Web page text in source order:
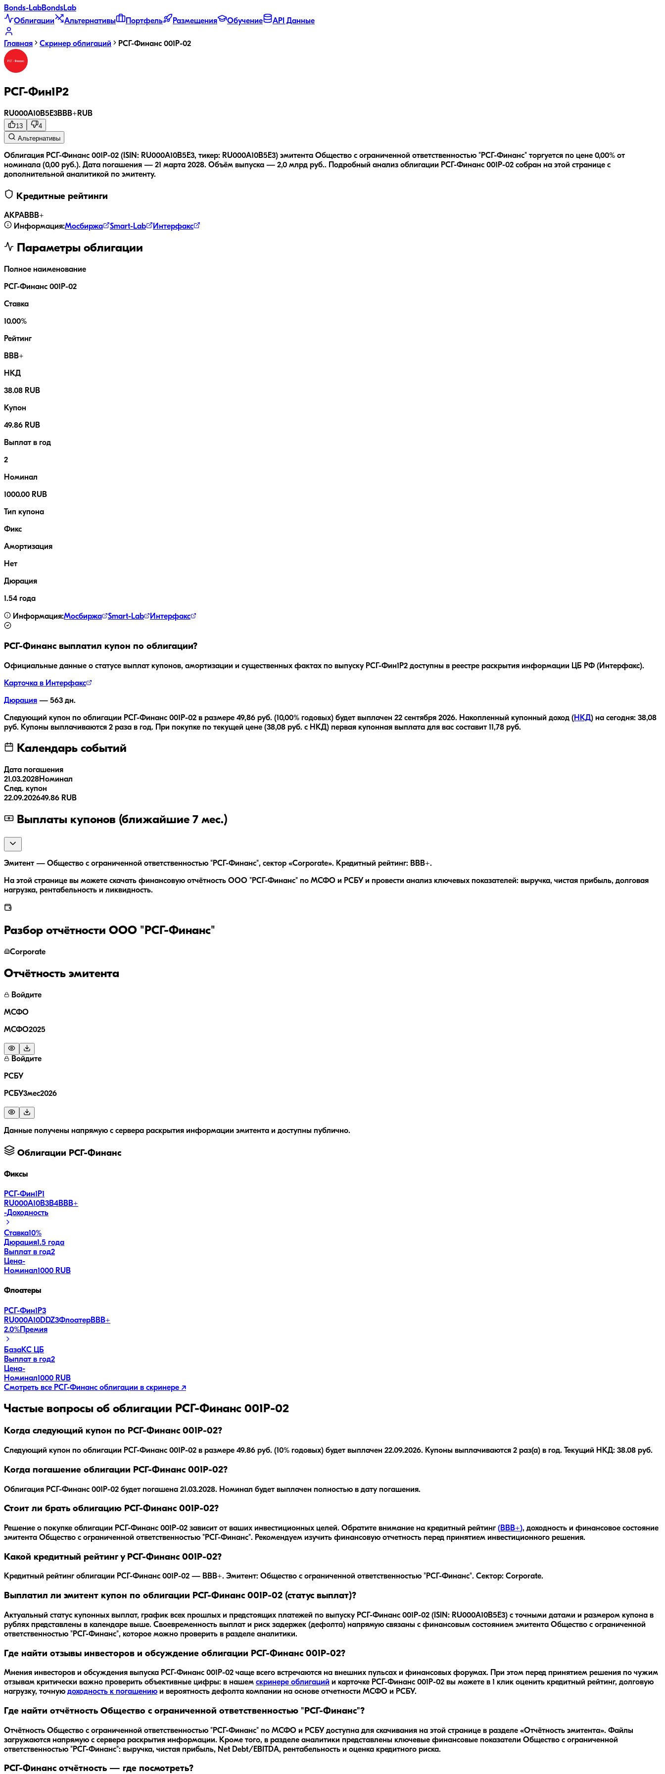
Bonds-LabBondsLab
Облигации
Альтернативы Портфель Размещения Обучение API Данные
Главная Скринер облигаций РСГ-Финанс 001Р-02
РСГ-Фин1Р2
RU000A10B5E3BBB+ RUB
13
4
Альтернативы
Облигация РСГ-Финанс 001Р-02 (ISIN: RU000A10B5E3, тикер: RU000A10B5E3) эмитента Общество с ограниченной ответственностью "РСГ-Финанс" торгуется по цене 0,00% от
номинала (0,00 руб.). Дата погашения — 21 марта 2028. Объём выпуска — 2,0 млрд руб.. Подробный анализ облигации РСГ-Финанс 001Р-02 собран на этой странице с
дополнительной аналитикой по эмитенту.
Кредитные рейтинги
АКРАBBB+
Информация:Мосбиржа Smart-Lab Интерфакс
Параметры облигации
Полное наименование
РСГ-Финанс 001Р-02
Ставка
10.00%
Рейтинг
BBB+
НКД
38.08 RUB
Купон
49.86 RUB
Выплат в год
2
Номинал
1000.00 RUB
Тип купона
Фикс
Амортизация
Нет
Дюрация
1.54 года
Информация:Мосбиржа Smart-Lab Интерфакс
РСГ-Финанс выплатил купон по облигации?
Официальные данные о статусе выплат купонов, амортизации и существенных фактах по выпуску РСГ-Фин1Р2 доступны в реестре раскрытия информации ЦБ РФ (Интерфакс).
Карточка в Интерфакс
Дюрация — 563 дн.
Следующий купон по облигации РСГ-Финанс 001Р-02 в размере 49,86 руб. (10,00% годовых) будет выплачен 22 сентября 2026. Накопленный купонный доход (НКД) на сегодня: 38,08
руб. Купоны выплачиваются 2 раза в год. При покупке по текущей цене (38,08 руб. с НКД) первая купонная выплата для вас составит 11,78 руб.
Календарь событий
Дата погашения
21.03.2028Номинал
След. купон
22.09.202649.86 RUB
Выплаты купонов (ближайшие 7 мес.)
Эмитент — Общество с ограниченной ответственностью "РСГ-Финанс", сектор «Corporate». Кредитный рейтинг: BBB+.
На этой странице вы можете скачать финансовую отчётность ООО "РСГ-Финанс" по МСФО и РСБУ и провести анализ ключевых показателей: выручка, чистая прибыль, долговая
нагрузка, рентабельность и ликвидность.
Разбор отчётности ООО "РСГ-Финанс"
Corporate
Отчётность эмитента
Войдите
МСФО
МСФО2025
Войдите
РСБУ
РСБУ3мес2026
Данные получены напрямую с сервера раскрытия информации эмитента и доступны публично.
Облигации РСГ-Финанс
Фиксы
РСГ-Фин1Р1
RU000A10B3B4BBB+
-Доходность
Ставка10%
Дюрация1.5 года
Выплат в год2
Цена-
Номинал1000 RUB
Флоатеры
РСГ-Фин1Р3
RU000A10DDZ3ФлоатерBBB+
2.0%Премия
БазаКС ЦБ
Выплат в год2
Цена-
Номинал1000 RUB
Смотреть все РСГ-Финанс облигации в скринере ↗
Частые вопросы об облигации РСГ-Финанс 001Р-02
Когда следующий купон по РСГ-Финанс 001Р-02?
Следующий купон по облигации РСГ-Финанс 001Р-02 в размере 49.86 руб. (10% годовых) будет выплачен 22.09.2026. Купоны выплачиваются 2 раз(а) в год. Текущий НКД: 38.08 руб.
Когда погашение облигации РСГ-Финанс 001Р-02?
Облигация РСГ-Финанс 001Р-02 будет погашена 21.03.2028. Номинал будет выплачен полностью в дату погашения.
Стоит ли брать облигацию РСГ-Финанс 001Р-02?
Решение о покупке облигации РСГ-Финанс 001Р-02 зависит от ваших инвестиционных целей. Обратите внимание на кредитный рейтинг ( BBB+), доходность и финансовое состояние
эмитента Общество с ограниченной ответственностью "РСГ-Финанс". Рекомендуем изучить финансовую отчетность перед принятием инвестиционного решения.
Какой кредитный рейтинг у РСГ-Финанс 001Р-02?
Кредитный рейтинг облигации РСГ-Финанс 001Р-02 — BBB+. Эмитент: Общество с ограниченной ответственностью "РСГ-Финанс". Сектор: Corporate.
Выплатил ли эмитент купон по облигации РСГ-Финанс 001Р-02 (статус выплат)?
Актуальный статус купонных выплат, график всех прошлых и предстоящих платежей по выпуску РСГ-Финанс 001Р-02 (ISIN: RU000A10B5E3) с точными датами и размером купона в
рублях представлены в календаре выше. Своевременность выплат и риск задержек (дефолта) напрямую связаны с финансовым состоянием эмитента Общество с ограниченной
ответственностью "РСГ-Финанс", которое можно проверить в разделе аналитики.
Где найти отзывы инвесторов и обсуждение облигации РСГ-Финанс 001Р-02?
Мнения инвесторов и обсуждения выпуска РСГ-Финанс 001Р-02 чаще всего встречаются на внешних пульсах и финансовых форумах. При этом перед принятием решения по чужим
отзывам критически важно проверить объективные цифры: в нашем скринере облигаций и карточке РСГ-Финанс 001Р-02 вы можете в 1 клик оценить кредитный рейтинг, долговую
нагрузку, точную доходность к погашению и вероятность дефолта компании на основе отчетности МСФО и РСБУ.
Где найти отчётность Общество с ограниченной ответственностью "РСГ-Финанс"?
Отчётность Общество с ограниченной ответственностью "РСГ-Финанс" по МСФО и РСБУ доступна для скачивания на этой странице в разделе «Отчётность эмитента». Файлы
загружаются напрямую с сервера раскрытия информации. Кроме того, в разделе аналитики представлены ключевые финансовые показатели Общество с ограниченной
ответственностью "РСГ-Финанс": выручка, чистая прибыль, Net Debt/EBITDA, рентабельность и оценка кредитного риска.
РСГ-Финанс отчётность — где посмотреть?